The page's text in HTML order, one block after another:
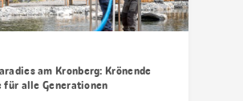
am Kronberg: Krönende
für alle Generationen